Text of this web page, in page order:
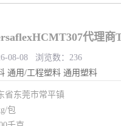
代理商
08-08 浏览数：236
通用/工程塑料 通用塑料
省东莞市常平镇
包